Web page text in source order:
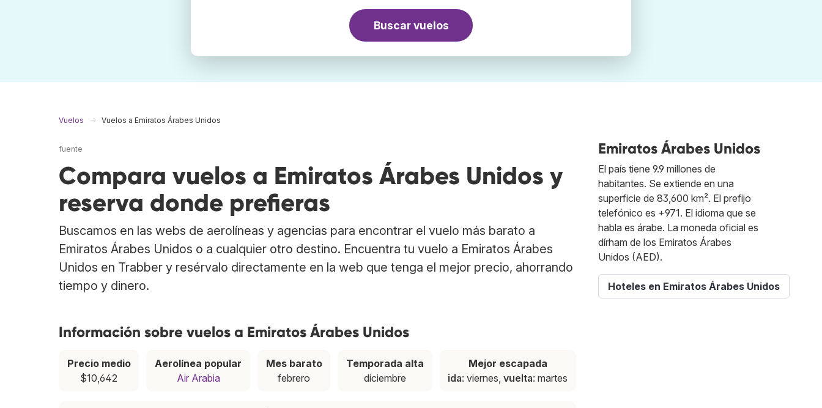
Buscar vuelos
Vuelos Vuelos a Emiratos Árabes Unidos
fuente
Compara vuelos a Emiratos Árabes Unidos y
reserva donde prefieras
Buscamos en las webs de aerolíneas y agencias para encontrar el vuelo más barato a
Emiratos Árabes Unidos o a cualquier otro destino. Encuentra tu vuelo a Emiratos Árabes
Unidos en Trabber y resérvalo directamente en la web que tenga el mejor precio, ahorrando
tiempo y dinero.
Información sobre vuelos a Emiratos Árabes Unidos
Precio medio
$10,642
Aerolínea popular
Air Arabia
Mes barato
febrero
Temporada alta
diciembre
Mejor escapada
ida: viernes,vuelta: martes
Emiratos Árabes Unidos
El país tiene 9.9 millones de
habitantes. Se extiende en una
superficie de 83,600 km². El prefijo
telefónico es +971. El idioma que se
habla es árabe. La moneda oficial es
dírham de los Emiratos Árabes
Unidos (AED).
Hoteles en Emiratos Árabes Unidos